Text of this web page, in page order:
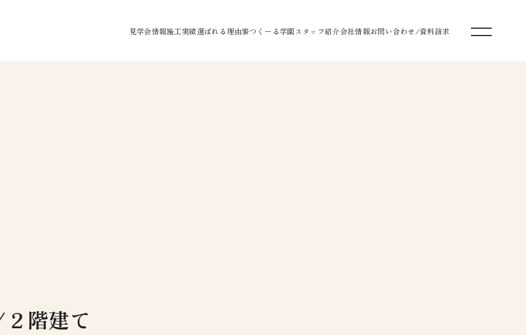
見学会情報施工実績選ばれる理由家つくーる学園 スタッフ紹介会社情報お問い合わせ/資料請求
階建て